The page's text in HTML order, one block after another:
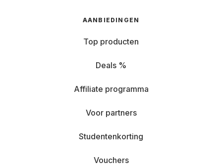
AANBIEDINGEN
Top producten
Deals %
Affiliate programma
Voor partners
Studentenkorting
Vouchers